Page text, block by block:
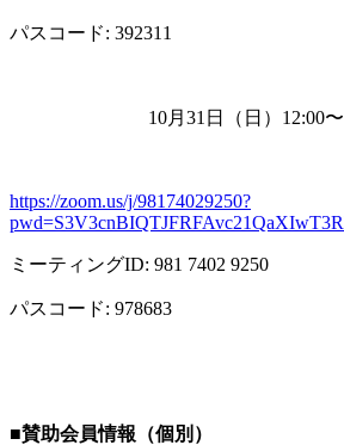
パスコード: 392311
10月 31 日（日） 12:00〜
https://zoom.us/j/98174029250?
ミーティングID: 981 7402 9250
パスコード: 978683
■賛助会員情報（個別）